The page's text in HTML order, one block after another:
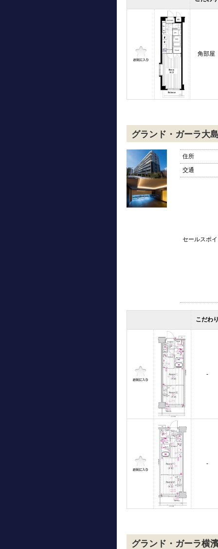
角部屋
グランド・ガーラ大
住所
交通
セールスポ
こだわ
-
-
グランド・ガーラ横